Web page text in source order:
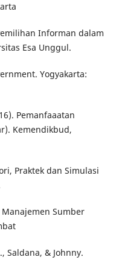
Informan dalam
Esa Unggul.
Yogyakarta:
Pemanfaaatan
Kemendikbud,
Praktek dan Simulasi
Manajemen Sumber
Saldana, & Johnny.